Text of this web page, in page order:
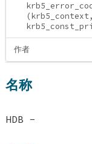
作者
名称
HDB -